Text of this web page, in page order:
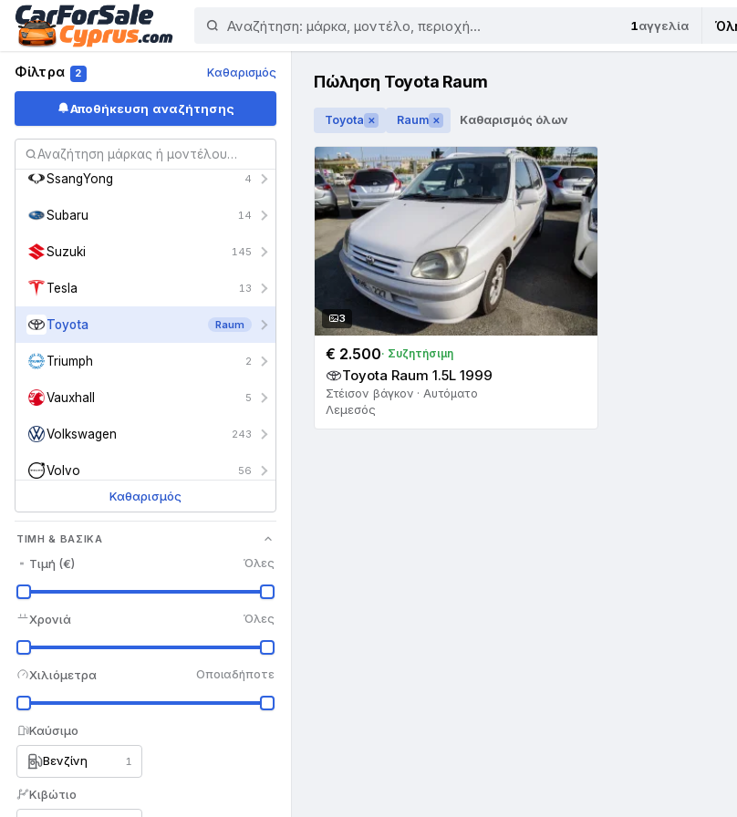
1αγγελία
Φίλτρα 2 Καθαρισμός
Αποθήκευση αναζήτησης
Saab 6
Seat 28
Skoda
Smart 35
SsangYong 4
Subaru 14
Suzuki 145
Tesla 13
Toyota Raum
Triumph 2
Vauxhall 5
Volkswagen 243
Volvo 56
Καθαρισμός
ΤΙΜΉ & ΒΑΣΙΚΆ
Τιμή (€) Όλες
Χρονιά Όλες
Χιλιόμετρα Οποιαδήποτε
Καύσιμο
Βενζίνη 1
Κιβώτιο
Πώληση Toyota Raum
Toyota ✕ Raum ✕ Καθαρισμός όλων
3
€ 2.500· Συζητήσιμη
Toyota Raum 1.5L 1999
Στέισον βάγκον · Αυτόματο
Λεμεσός